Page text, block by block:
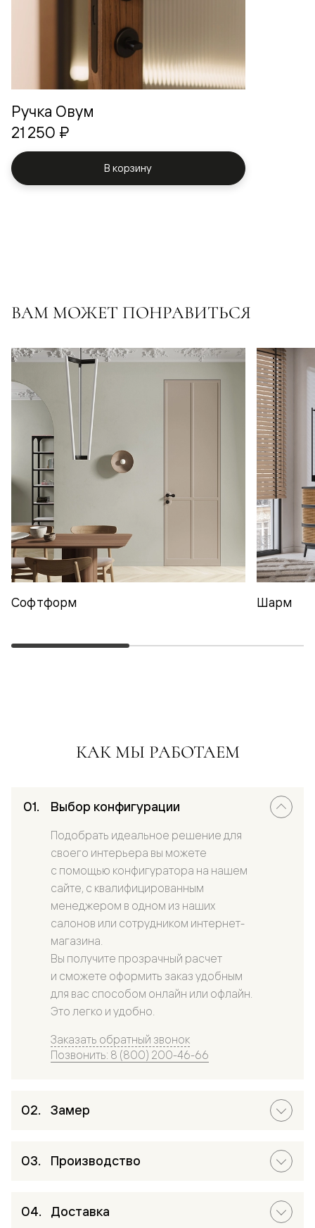
Ручка Овум
21 250 ₽
В корзину
ВАМ МОЖЕТ ПОНРАВИТЬСЯ
Софтформ Шарм
КАК МЫ РАБОТАЕМ
Выбор конфигурации
Подобрать идеальное решение для
своего интерьера вы можете
с помощью конфигуратора на нашем
сайте, с квалифицированным
менеджером в одном из наших
салонов или сотрудником интернет-
магазина.
Вы получите прозрачный расчет
и сможете оформить заказ удобным
для вас способом онлайн или офлайн.
Это легко и удобно.
Заказать обратный звонок
Позвонить: 8 (800) 200-46-66
Замер
Производство
Доставка